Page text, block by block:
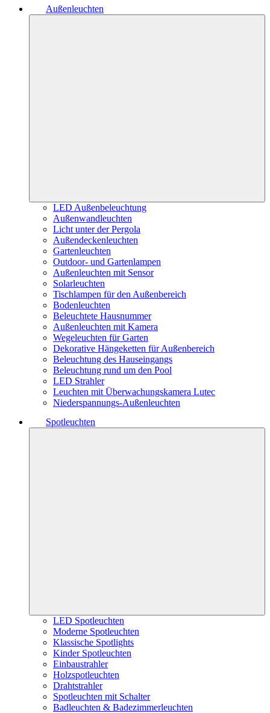
Außenleuchten
LED Außenbeleuchtung
Außenwandleuchten
Licht unter der Pergola
Außendeckenleuchten
Gartenleuchten
Outdoor- und Gartenlampen
Außenleuchten mit Sensor
Solarleuchten
Tischlampen für den Außenbereich
Bodenleuchten
Beleuchtete Hausnummer
Außenleuchten mit Kamera
Wegeleuchten für Garten
Dekorative Hängeketten für Außenbereich
Beleuchtung des Hauseingangs
Beleuchtung rund um den Pool
LED Strahler
Leuchten mit Überwachungskamera Lutec
Niederspannungs-Außenleuchten
Spotleuchten
LED Spotleuchten
Moderne Spotleuchten
Klassische Spotlights
Kinder Spotleuchten
Einbaustrahler
Holzspotleuchten
Drahtstrahler
Spotleuchten mit Schalter
Badleuchten & Badezimmerleuchten